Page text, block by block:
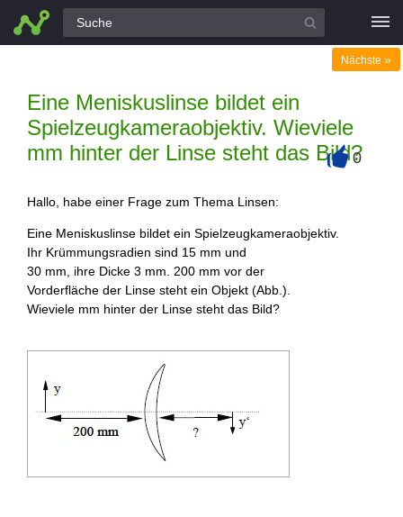
Alle Fragen
Eine Meniskuslinse bildet ein
Spielzeugkameraobjektiv. Wieviele
mm hinter der Linse steht das Bild?
Nächste »
0
Hallo, habe einer Frage zum Thema Linsen:
Eine Meniskuslinse bildet ein Spielzeugkameraobjektiv.
Ihr Krümmungsradien sind 15 mm und
30 mm, ihre Dicke 3 mm. 200 mm vor der
Vorderfläche der Linse steht ein Objekt (Abb.).
Wieviele mm hinter der Linse steht das Bild?